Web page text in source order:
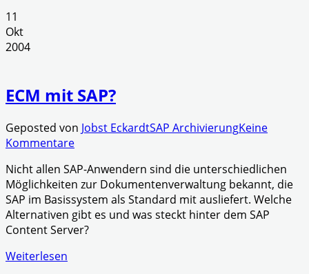
11
Okt
2004
ECM mit SAP?
Geposted von Jobst EckardtSAP ArchivierungKeine
Kommentare
Nicht allen SAP-Anwendern sind die unterschiedlichen
Möglichkeiten zur Dokumentenverwaltung bekannt, die
SAP im Basissystem als Standard mit ausliefert. Welche
Alternativen gibt es und was steckt hinter dem SAP
Content Server?
Weiterlesen